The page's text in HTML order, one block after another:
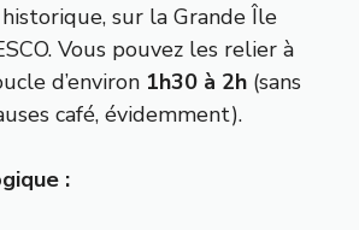
sur la Grande Île
Vous pouvez les relier à
d’environ 1h30 à 2h (sans
café, évidemment).
: